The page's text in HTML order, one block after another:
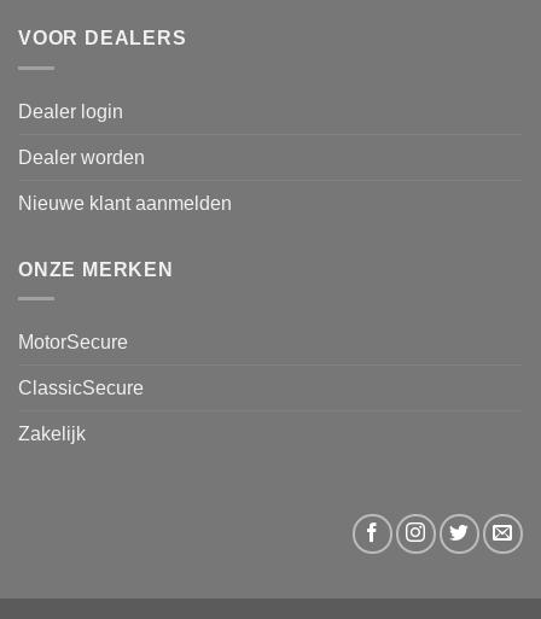
VOOR DEALERS
Dealer login
Dealer worden
Nieuwe klant aanmelden
ONZE MERKEN
MotorSecure
ClassicSecure
Zakelijk